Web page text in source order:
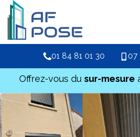
01 84 81 01 30 07
Offrez-vous du sur-mesure